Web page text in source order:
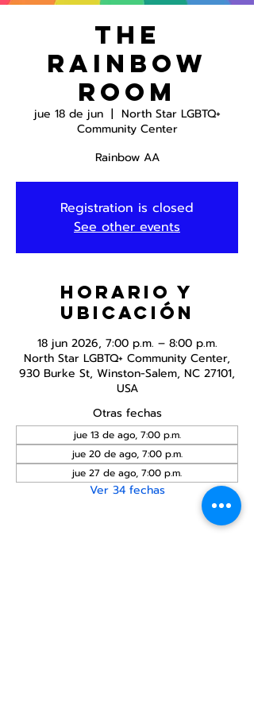
The
Rainbow
Room
jue 18 de jun
  |
North Star LGBTQ+
Community Center
Rainbow AA
Registration is closed
See other events
Horario y
ubicación
18 jun 2026, 7:00 p.m. – 8:00 p.m.
North Star LGBTQ+ Community Center,
930 Burke St, Winston-Salem, NC 27101,
USA
Otras fechas
jue 13 de ago, 7:00 p.m.
jue 20 de ago, 7:00 p.m.
jue 27 de ago, 7:00 p.m.
Ver 34 fechas